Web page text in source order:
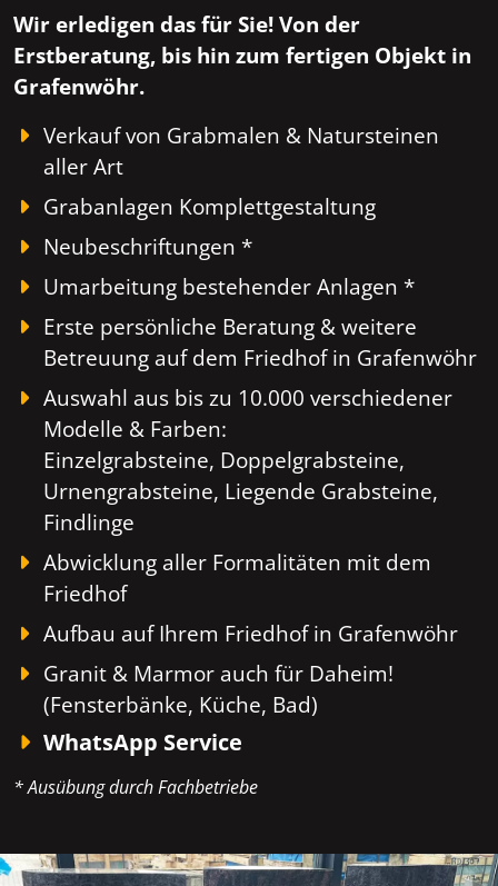
Wir erledigen das für Sie! Von der
Erstberatung, bis hin zum fertigen Objekt in
Grafenwöhr.
Verkauf von Grabmalen & Natursteinen
aller Art
Grabanlagen Komplettgestaltung
Neubeschriftungen *
Umarbeitung bestehender Anlagen *
Erste persönliche Beratung & weitere
Betreuung auf dem Friedhof in Grafenwöhr
Auswahl aus bis zu 10.000 verschiedener
Modelle & Farben:
Einzelgrabsteine, Doppelgrabsteine,
Urnengrabsteine, Liegende Grabsteine,
Findlinge
Abwicklung aller Formalitäten mit dem
Friedhof
Aufbau auf Ihrem Friedhof in Grafenwöhr
Granit & Marmor auch für Daheim!
(Fensterbänke, Küche, Bad)
WhatsApp Service
* Ausübung durch Fachbetriebe